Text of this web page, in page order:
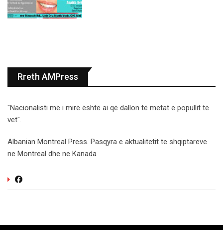
Rreth AMPress
"Nacionalisti më i mirë është ai që dallon të metat e popullit të
vet".
Albanian Montreal Press. Pasqyra e aktualitetit te shqiptareve
ne Montreal dhe ne Kanada